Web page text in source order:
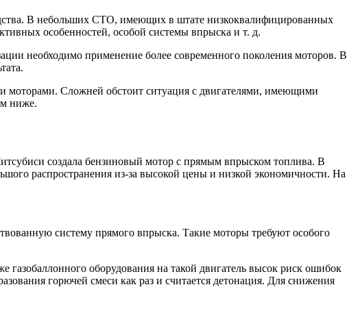
В небольших СТО, имеющих в штате низкоквалифицированных
особенностей, особой системы впрыска и т. д.
необходимо применение более современного поколения моторов. В
моторами. Сложней обстоит ситуация с двигателями, имеющими
ниже.
создала бензиновый мотор с прямым впрыском топлива. В
распространения из-за высокой цены и низкой экономичности. На
систему прямого впрыска. Такие моторы требуют особого
оборудования на такой двигатель высок риск ошибок
горючей смеси как раз и считается детонация. Для снижения